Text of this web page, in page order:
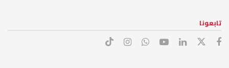
تابعونا